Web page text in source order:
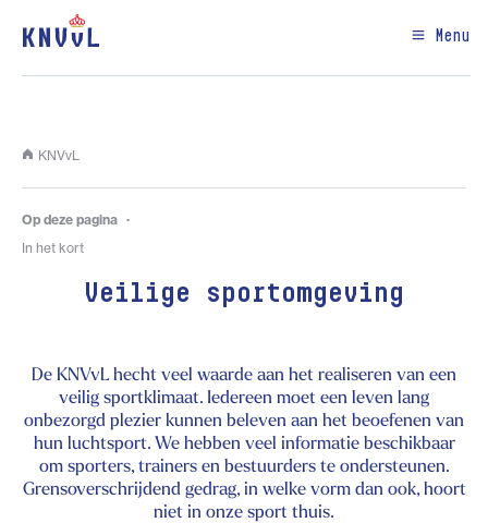
Menu
KNVvL
Op deze pagina
In het kort
Veilige sportomgeving
De KNVvL hecht veel waarde aan het realiseren van een
veilig sportklimaat. Iedereen moet een leven lang
onbezorgd plezier kunnen beleven aan het beoefenen van
hun luchtsport. We hebben veel informatie beschikbaar
om sporters, trainers en bestuurders te ondersteunen.
Grensoverschrijdend gedrag, in welke vorm dan ook, hoort
niet in onze sport thuis.